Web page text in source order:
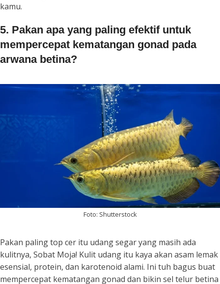
kamu.
5. Pakan apa yang paling efektif untuk
mempercepat kematangan gonad pada
arwana betina?
Foto: Shutterstock
Pakan paling top cer itu udang segar yang masih ada
kulitnya, Sobat Moja! Kulit udang itu kaya akan asam lemak
esensial, protein, dan karotenoid alami. Ini tuh bagus buat
mempercepat kematangan gonad dan bikin sel telur betina